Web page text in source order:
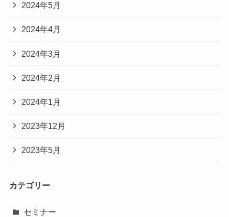
2024年5月
2024年4月
2024年3月
2024年2月
2024年1月
2023年12月
2023年5月
カテゴリー
セミナー